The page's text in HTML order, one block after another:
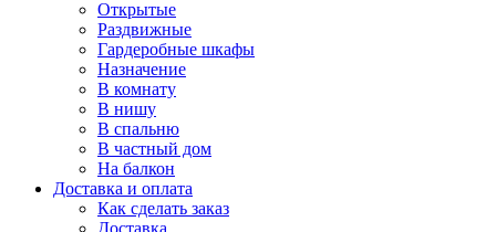
Открытые
Раздвижные
Гардеробные шкафы
Назначение
В комнату
В нишу
В спальню
В частный дом
На балкон
Доставка и оплата
Как сделать заказ
Доставка